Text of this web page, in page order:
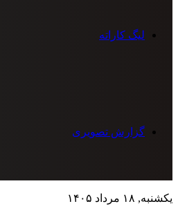
لیگ کاراته
گزارش تصویری
یکشنبه, ۱۸ مرداد ۱۴۰۵